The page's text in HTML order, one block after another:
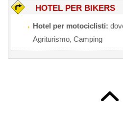
HOTEL PER BIKERS
Hotel per motociclisti:
Agriturismo, Camping